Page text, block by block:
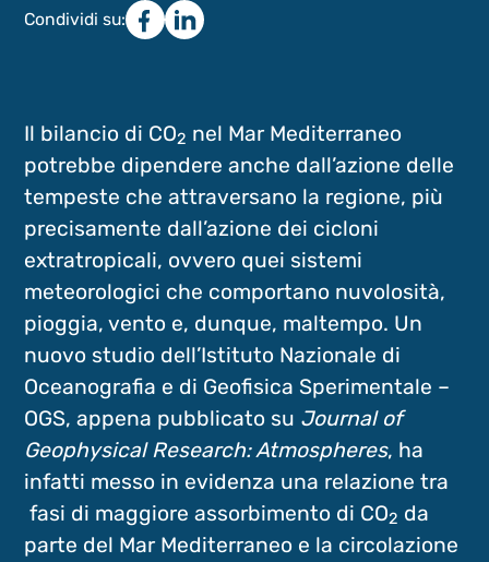
Condividi su:
Il bilancio di CO2 nel Mar Mediterraneo
potrebbe dipendere anche dall’azione delle
tempeste che attraversano la regione, più
precisamente dall’azione dei cicloni
extratropicali, ovvero quei sistemi
meteorologici che comportano nuvolosità,
pioggia, vento e, dunque, maltempo. Un
nuovo studio dell’Istituto Nazionale di
Oceanografia e di Geofisica Sperimentale –
OGS, appena pubblicato su Journal of
Geophysical Research: Atmospheres, ha
infatti messo in evidenza una relazione tra
fasi di maggiore assorbimento di CO2 da
parte del Mar Mediterraneo e la circolazione